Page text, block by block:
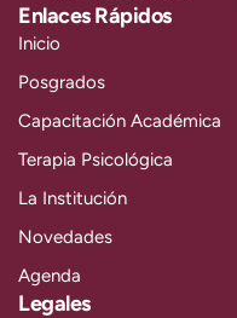
Enlaces Rápidos
Inicio
Posgrados
Capacitación Académica
Terapia Psicológica
La Institución
Novedades
Agenda
Legales